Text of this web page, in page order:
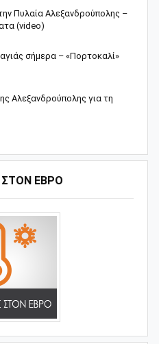
Πυλαία Αλεξανδρούπολης –
(video)
σήμερα – «Πορτοκαλί»
Αλεξανδρούπολης για τη
ΣΤΟΝ ΕΒΡΟ